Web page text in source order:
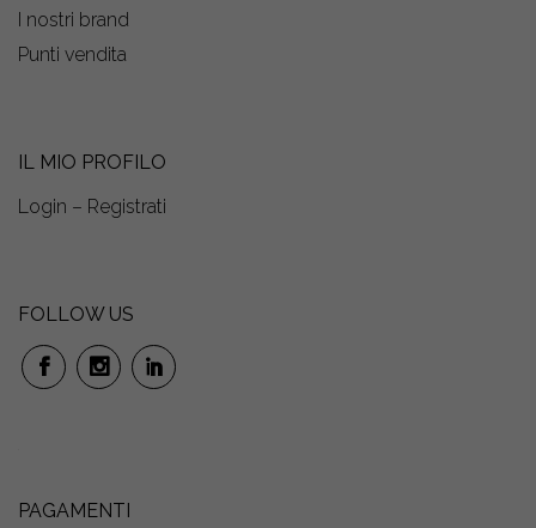
I nostri brand
Punti vendita
IL MIO PROFILO
Login – Registrati
FOLLOW US
PAGAMENTI